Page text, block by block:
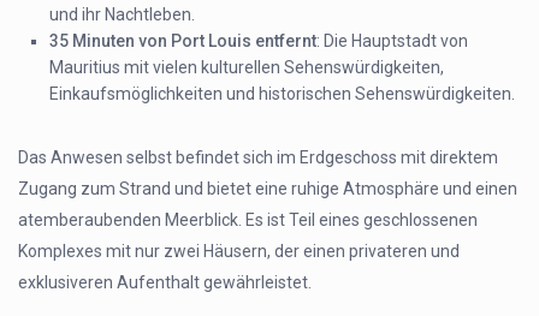
und ihr Nachtleben.
35 Minuten von Port Louis entfernt: Die Hauptstadt von
Mauritius mit vielen kulturellen Sehenswürdigkeiten,
Einkaufsmöglichkeiten und historischen Sehenswürdigkeiten.
Das Anwesen selbst befindet sich im Erdgeschoss mit direktem
Zugang zum Strand und bietet eine ruhige Atmosphäre und einen
atemberaubenden Meerblick. Es ist Teil eines geschlossenen
Komplexes mit nur zwei Häusern, der einen privateren und
exklusiveren Aufenthalt gewährleistet.